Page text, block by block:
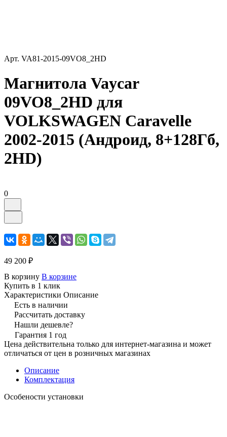
Арт. VA81-2015-09VO8_2HD
Магнитола Vaycar
09VO8_2HD для
VOLKSWAGEN Caravelle
2002-2015 (Андроид, 8+128Гб,
2HD)
0
49 200 ₽
В корзину В корзине
Купить в 1 клик
Характеристики Описание
Есть в наличии
Рассчитать доставку
Нашли дешевле?
Гарантия 1 год
Цена действительна только для интернет-магазина и может
отличаться от цен в розничных магазинах
Описание
Комплектация
Особености установки